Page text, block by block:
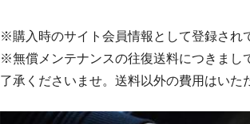
※購入時のサイト会員情報として登録され
※無償メンテナンスの往復送料につきまし
了承くださいませ。送料以外の費用はいた